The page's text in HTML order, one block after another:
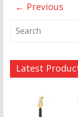
← Previous
Latest